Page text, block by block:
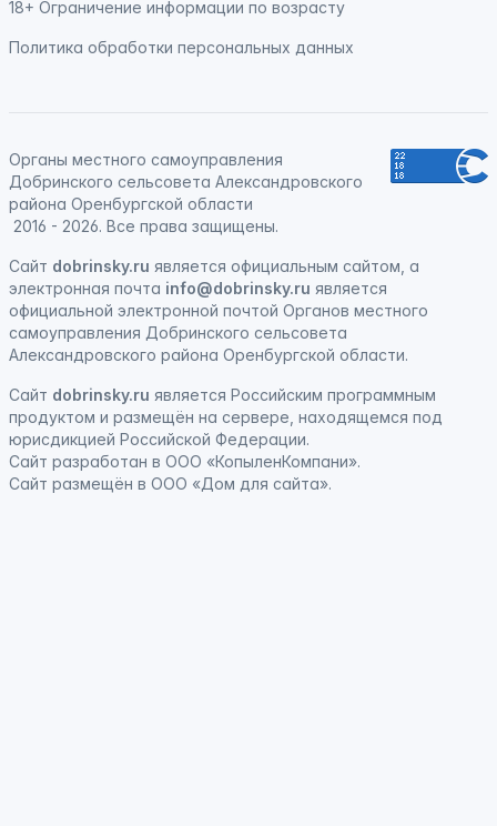
18+ Ограничение информации по возрасту
Политика обработки персональных данных
Органы местного самоуправления
Добринского сельсовета Александровского
района Оренбургской области
2016 - 2026. Все права защищены.
Сайт dobrinsky.ru является официальным сайтом, а
электронная почта info@dobrinsky.ru является
официальной электронной почтой Органов местного
самоуправления Добринского сельсовета
Александровского района Оренбургской области.
Сайт dobrinsky.ru является Российским программным
продуктом и размещён на сервере, находящемся под
юрисдикцией Российской Федерации.
Сайт разработан в ООО «КопыленКомпани».
Сайт размещён в ООО «Дом для сайта».